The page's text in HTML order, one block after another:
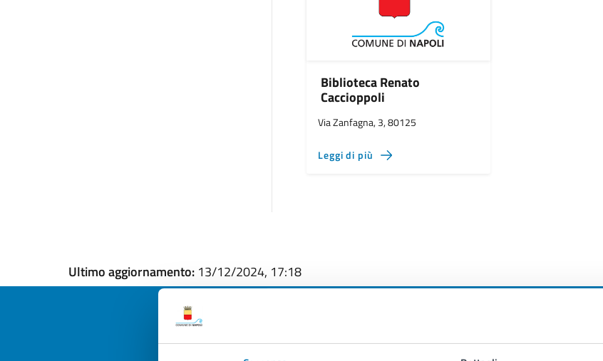
Biblioteca Renato
Caccioppoli
Via Zanfagna, 3, 80125
Leggi di più
Ultimo aggiornamento: 13/12/2024, 17:18